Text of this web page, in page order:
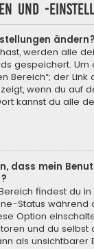
und -
ändern?
werden alle
gespeichert. Um
Bereich“; der
wenn du auf
kannst du alle
dass mein
findest du in
Status während
Option
und du selbst
als unsichtbarer